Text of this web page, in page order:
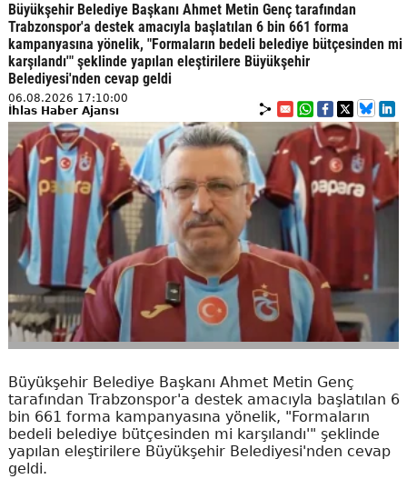
Büyükşehir Belediye Başkanı Ahmet Metin Genç tarafından
Trabzonspor'a destek amacıyla başlatılan 6 bin 661 forma
kampanyasına yönelik, "Formaların bedeli belediye bütçesinden mi
karşılandı'" şeklinde yapılan eleştirilere Büyükşehir
Belediyesi'nden cevap geldi
06.08.2026 17:10:00
İhlas Haber Ajansı
Büyükşehir Belediye Başkanı Ahmet Metin Genç
tarafından Trabzonspor'a destek amacıyla başlatılan 6
bin 661 forma kampanyasına yönelik, "Formaların
bedeli belediye bütçesinden mi karşılandı'" şeklinde
yapılan eleştirilere Büyükşehir Belediyesi'nden cevap
geldi.